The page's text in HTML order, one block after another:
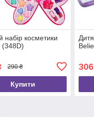
набір косметики
290 ₴
Купити
306